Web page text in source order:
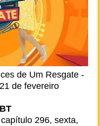
de Um Resgate -
de fevereiro
capítulo 296, sexta,